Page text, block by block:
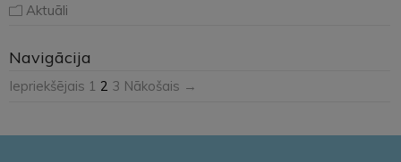
Aktuāli
Navigācija
Iepriekšējais 1 2 3 Nākošais →